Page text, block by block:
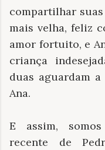
compartilhar
mais velha, feliz
amor fortuito, e
criança
duas aguardam
Ana.
E assim,
recente de